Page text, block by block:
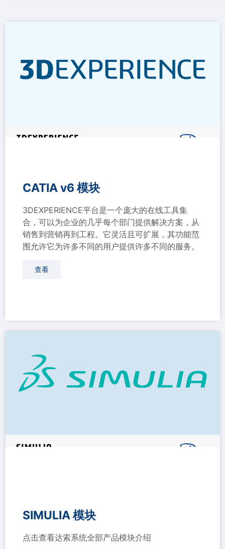
CATIA v6 模块
3DEXPERIENCE平台是一个庞大的在线工具集
合，可以为企业的几乎每个部门提供解决方案，从
销售到营销再到工程。它灵活且可扩展，其功能范
围允许它为许多不同的用户提供许多不同的服务。
查看
SIMULIA 模块
点击查看达索系统全部产品模块介绍